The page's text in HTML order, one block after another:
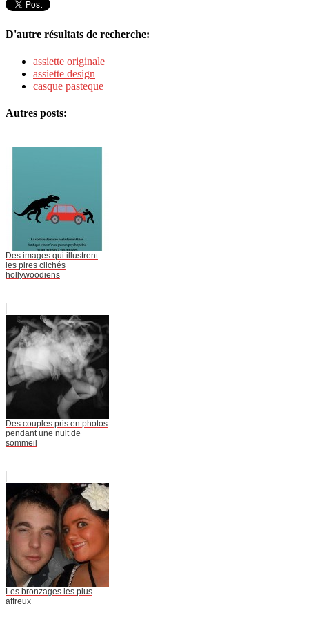
D'autre résultats de recherche:
assiette originale
assiette design
casque pasteque
Autres posts:
Des images qui illustrent
les pires clichés
hollywoodiens
Des couples pris en photos
pendant une nuit de
sommeil
Les bronzages les plus
affreux